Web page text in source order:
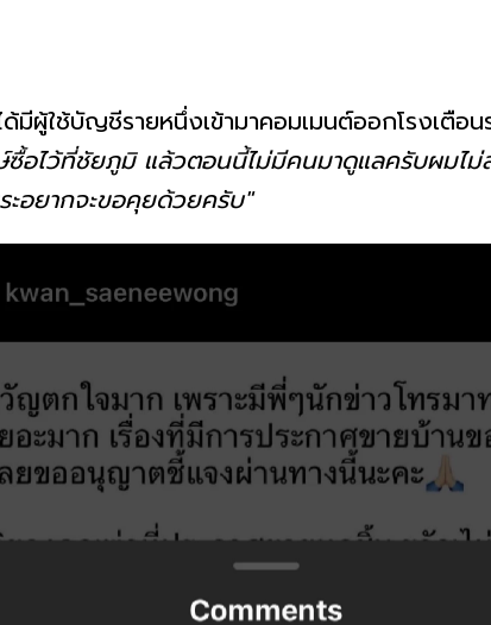
ผู้ใช้บัญชีรายหนึ่งเข้ามาคอมเมนต์ออกโรงเตือน
ไว้ที่ชัยภูมิ แล้วตอนนี้ไม่มีคนมาดูแลครับผมไม่
อยากจะขอคุยด้วยครับ"